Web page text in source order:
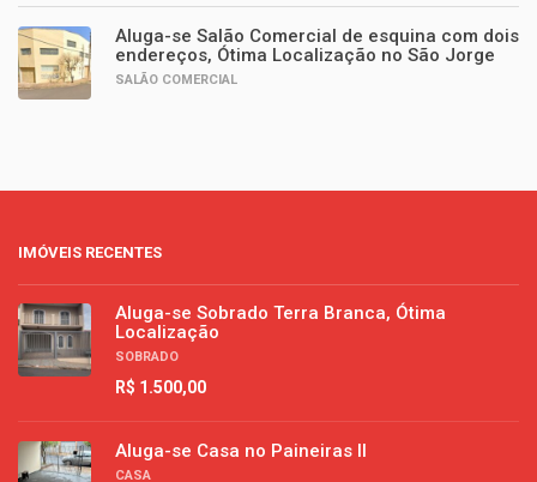
Aluga-se Salão Comercial de esquina com dois
endereços, Ótima Localização no São Jorge
SALÃO COMERCIAL
IMÓVEIS RECENTES
Aluga-se Sobrado Terra Branca, Ótima
Localização
SOBRADO
R$ 1.500,00
Aluga-se Casa no Paineiras II
CASA